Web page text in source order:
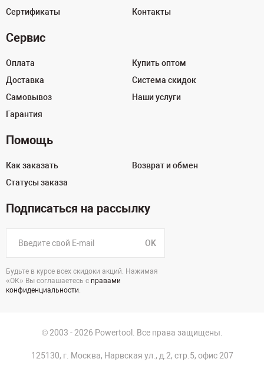
Сертификаты
Контакты
Сервис
Оплата
Доставка
Самовывоз
Гарантия
Купить оптом
Система скидок
Наши услуги
Помощь
Как заказать
Статусы заказа
Возврат и обмен
Подписаться на рассылку
OK
Будьте в курсе всех скидоки акций. Нажимая
«ОК» Вы соглашаетесь с правами
конфиденциальности.
© 2003 - 2026 Powertool. Все права защищены.
125130, г. Москва, Нарвская ул., д.2, стр.5, офис 207